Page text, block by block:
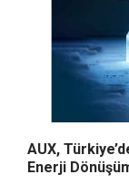
AUX,
Enerji